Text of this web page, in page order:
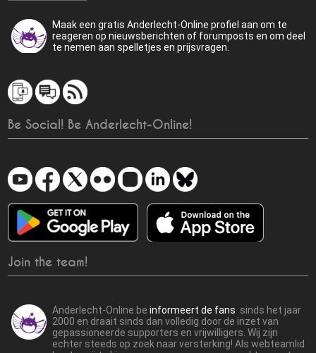
Maak een gratis Anderlecht-Online profiel aan om te
reageren op nieuwsberichten of forumposts en om deel
te nemen aan spelletjes en prijsvragen.
Be Social! Be Anderlecht-Online!
Join the team!
Anderlecht-Online.beinformeert de fans sinds het jaar
2000 en draait sinds dan volledig door de inzet van
gepassioneerde supporters en vrijwilligers. Wij zijn
echter steeds op zoek naar versterking! Als webteamlid